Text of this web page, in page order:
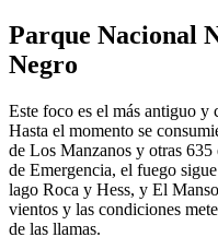
Parque Nacional
Negro
Este foco es el más antiguo y
Hasta el momento se
de Los Manzanos y otras
de Emergencia, el fuego
lago Roca y Hess, y El
vientos y las condiciones
de las llamas.